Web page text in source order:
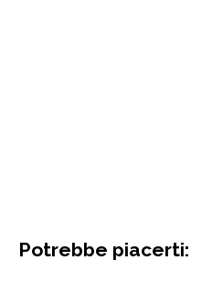
Potrebbe piacerti: